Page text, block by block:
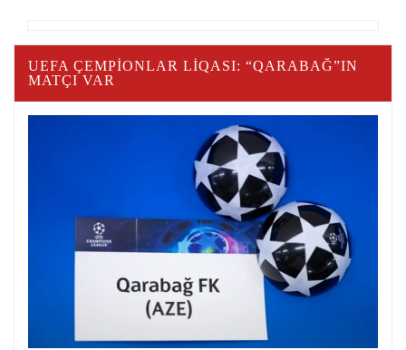
UEFA ÇEMPIONLAR LIQASI: “QARABAĞ”IN
MATÇI VAR